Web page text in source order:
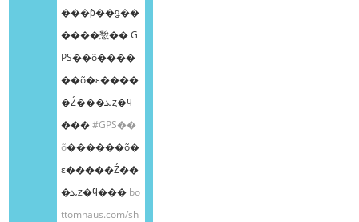
���ƥ��ǥ��
����㥹�� G
PS��õ����
��õ�ε����
�Ź���ܥȥ�ϥ
���#GPS��
õ������õ�
ε�����Ź��
�ܥȥ�ϥ��� bo
ttomhaus.com/sh